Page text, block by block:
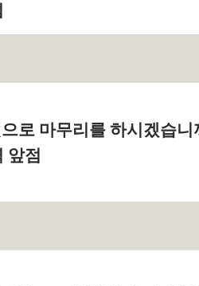
로 마무리를 하시겠습니
앞점